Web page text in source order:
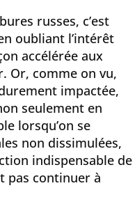
russes, c’est
oubliant l’intérêt
accélérée aux
Or, comme on vu,
impactée,
seulement en
lorsqu’on se
non dissimulées,
indispensable de
pas continuer à